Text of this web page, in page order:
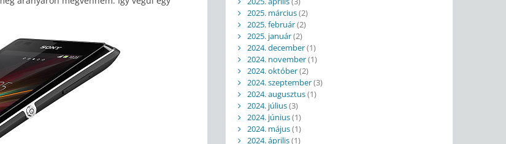
2025. március(2)
2025. február(2)
2025. január(2)
2024. december(1)
2024. november(1)
2024. október(2)
2024. szeptember(3)
2024. augusztus(1)
2024. július(3)
2024. június(1)
2024. május(1)
2024. április(1)